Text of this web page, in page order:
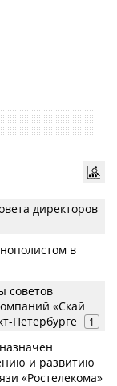
директоров
в
советов
«Скай
Петербурге
1
и развитию
«Ростелекома»